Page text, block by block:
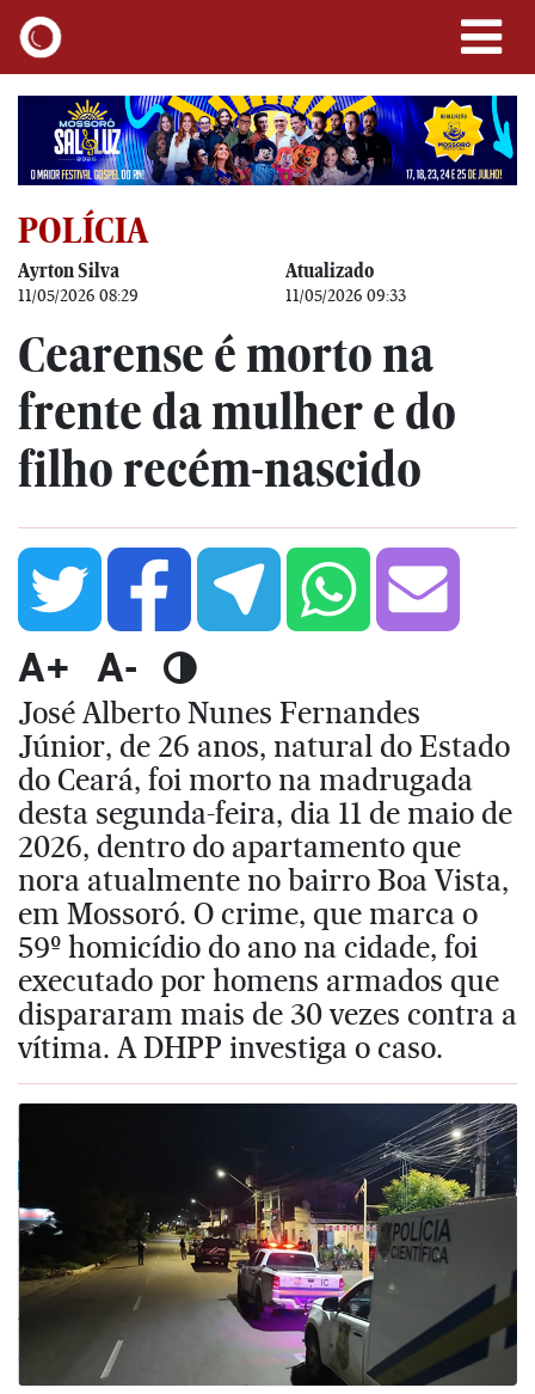
POLÍCIA
Ayrton Silva
11/05/2026 08:29
Atualizado
11/05/2026 09:33
Cearense é morto na
frente da mulher e do
filho recém-nascido
A+ A-
José Alberto Nunes Fernandes
Júnior, de 26 anos, natural do Estado
do Ceará, foi morto na madrugada
desta segunda-feira, dia 11 de maio de
2026, dentro do apartamento que
nora atualmente no bairro Boa Vista,
em Mossoró. O crime, que marca o
59º homicídio do ano na cidade, foi
executado por homens armados que
dispararam mais de 30 vezes contra a
vítima. A DHPP investiga o caso.